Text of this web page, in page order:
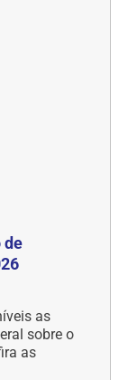
de
as
sobre o
as